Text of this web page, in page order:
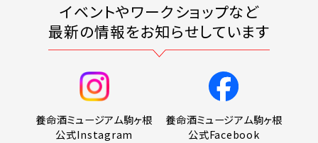
イベントやワークショップなど
最新の情報をお知らせしています
養命酒ミュージアム駒ヶ根
公式Instagram
養命酒ミュージアム駒ヶ根
公式Facebook